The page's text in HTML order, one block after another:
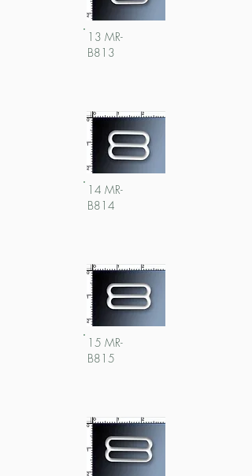
13 MR-
B813
14 MR-
B814
15 MR-
B815